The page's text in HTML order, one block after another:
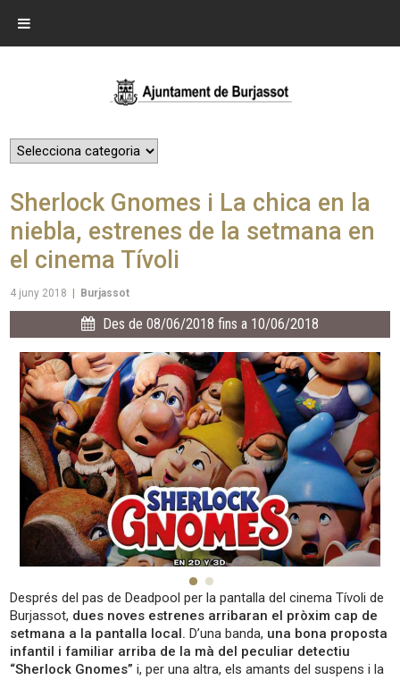
Sherlock Gnomes i La chica en la
niebla, estrenes de la setmana en
el cinema Tívoli
4 juny 2018 Burjassot
Des de 08/06/2018 fins a 10/06/2018
Després del pas de Deadpool per la pantalla del cinema Tívoli de
Burjassot, dues noves estrenes arribaran el pròxim cap de
setmana a la pantalla local. D’una banda, una bona proposta
infantil i familiar arriba de la mà del peculiar detectiu
“Sherlock Gnomes” i, per una altra, els amants del suspens i la